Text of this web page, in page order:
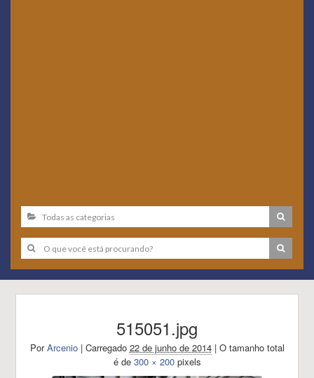
515051.jpg
Por Arcenio | Carregado 22 de junho de 2014 |O tamanho total
é de 300 × 200pixels